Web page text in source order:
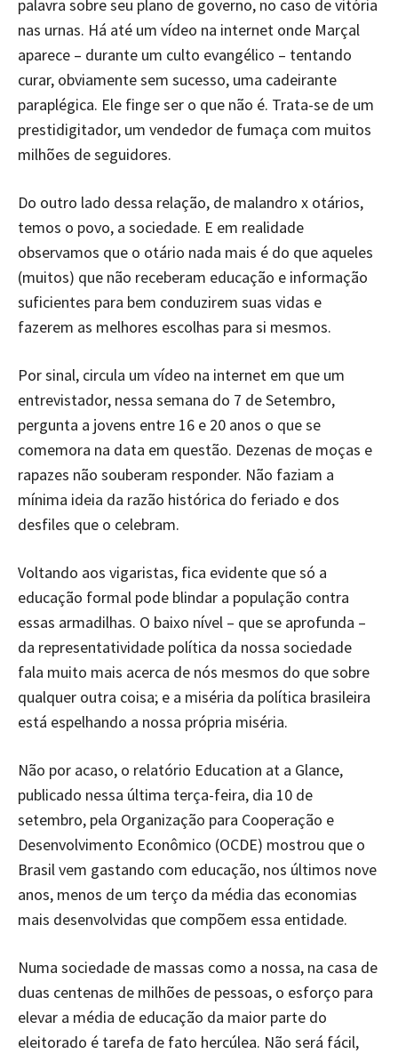
palavra sobre seu plano de governo, no caso de vitória
nas urnas. Há até um vídeo na internet onde Marçal
aparece – durante um culto evangélico – tentando
curar, obviamente sem sucesso, uma cadeirante
paraplégica. Ele finge ser o que não é. Trata-se de um
prestidigitador, um vendedor de fumaça com muitos
milhões de seguidores.
Do outro lado dessa relação, de malandro x otários,
temos o povo, a sociedade. E em realidade
observamos que o otário nada mais é do que aqueles
(muitos) que não receberam educação e informação
suficientes para bem conduzirem suas vidas e
fazerem as melhores escolhas para si mesmos.
Por sinal, circula um vídeo na internet em que um
entrevistador, nessa semana do 7 de Setembro,
pergunta a jovens entre 16 e 20 anos o que se
comemora na data em questão. Dezenas de moças e
rapazes não souberam responder. Não faziam a
mínima ideia da razão histórica do feriado e dos
desfiles que o celebram.
Voltando aos vigaristas, fica evidente que só a
educação formal pode blindar a população contra
essas armadilhas. O baixo nível – que se aprofunda –
da representatividade política da nossa sociedade
fala muito mais acerca de nós mesmos do que sobre
qualquer outra coisa; e a miséria da política brasileira
está espelhando a nossa própria miséria.
Não por acaso, o relatório Education at a Glance,
publicado nessa última terça-feira, dia 10 de
setembro, pela Organização para Cooperação e
Desenvolvimento Econômico (OCDE) mostrou que o
Brasil vem gastando com educação, nos últimos nove
anos, menos de um terço da média das economias
mais desenvolvidas que compõem essa entidade.
Numa sociedade de massas como a nossa, na casa de
duas centenas de milhões de pessoas, o esforço para
elevar a média de educação da maior parte do
eleitorado é tarefa de fato hercúlea. Não será fácil,